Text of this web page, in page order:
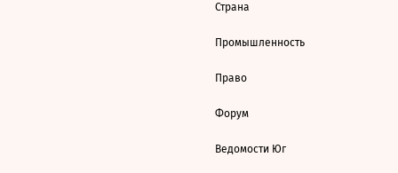
Страна
Промышленность
Право
Форум
Ведомости Юг